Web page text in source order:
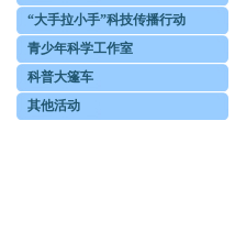
“大手拉小手”科技传播行动
青少年科学工作室
科普大篷车
其他活动